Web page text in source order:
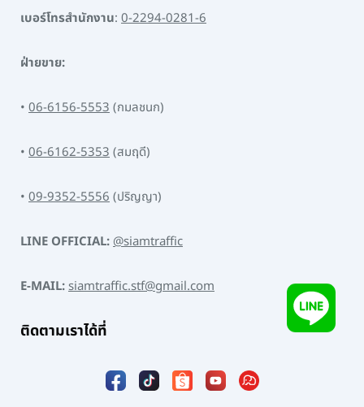
เบอร์โทรสำนักงาน: 0-2294-0281-6
ฝ่ายขาย:
• 06-6156-5553(กมลชนก)
• 06-6162-5353(สมฤดี)
• 09-9352-5556(ปริญญา)
LINE OFFICIAL:@siamtraffic
E-MAIL:siamtraffic.stf@gmail.com
ติดตามเราได้ที่